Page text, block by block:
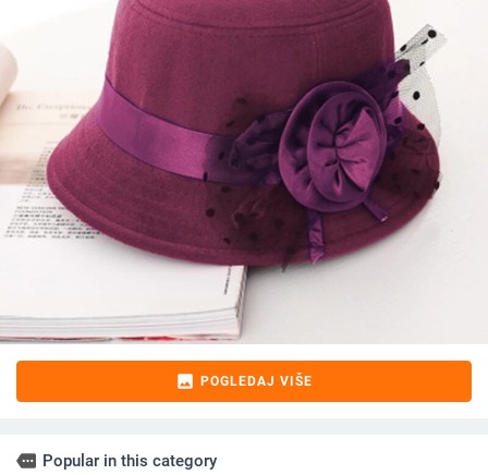
image POGLEDAJ VIŠE
more Popular in this category